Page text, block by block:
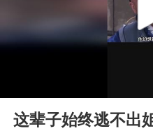
宇
CIA
Play
这辈子始终逃不出